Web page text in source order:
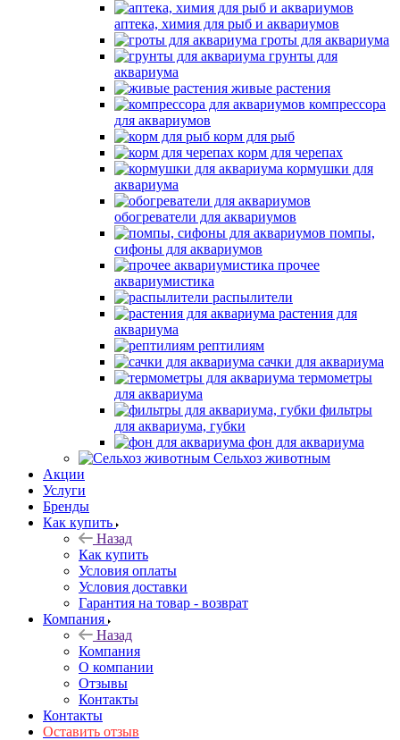
аптека, химия для рыб и аквариумов
гроты для аквариума
грунты для
аквариума
живые растения
компрессора
для аквариумов
корм для рыб
корм для черепах
кормушки для
аквариума
обогреватели для аквариумов
помпы,
сифоны для аквариумов
прочее
аквариумистика
распылители
растения для
аквариума
рептилиям
сачки для аквариума
термометры
для аквариума
фильтры
для аквариума, губки
фон для аквариума
Сельхоз животным
Акции
Услуги
Бренды
Как купить
Назад
Как купить
Условия оплаты
Условия доставки
Гарантия на товар - возврат
Компания
Назад
Компания
О компании
Отзывы
Контакты
Контакты
Оставить отзыв